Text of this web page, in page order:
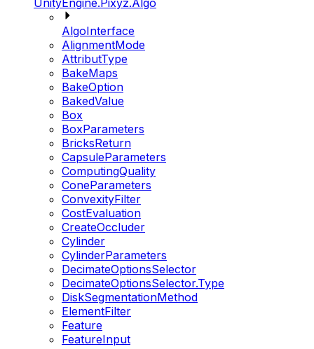
UnityEngine.Pixyz.Algo
AlgoInterface
AlignmentMode
AttributType
BakeMaps
BakeOption
BakedValue
Box
BoxParameters
BricksReturn
CapsuleParameters
ComputingQuality
ConeParameters
ConvexityFilter
CostEvaluation
CreateOccluder
Cylinder
CylinderParameters
DecimateOptionsSelector
DecimateOptionsSelector.Type
DiskSegmentationMethod
ElementFilter
Feature
FeatureInput